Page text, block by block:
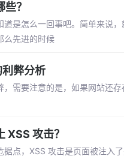
？
道是怎么一回事吧。简单来说
么先进的时候
弊分析
需要注意的是，如果网站还
XSS 攻击？
点，XSS 攻击是页面被注入